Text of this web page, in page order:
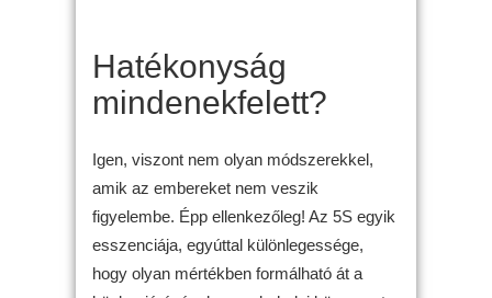
Hatékonyság
mindenekfelett?
Igen, viszont nem olyan módszerekkel,
amik az embereket nem veszik
figyelembe. Épp ellenkezőleg! Az 5S egyik
esszenciája, egyúttal különlegessége,
hogy olyan mértékben formálható át a